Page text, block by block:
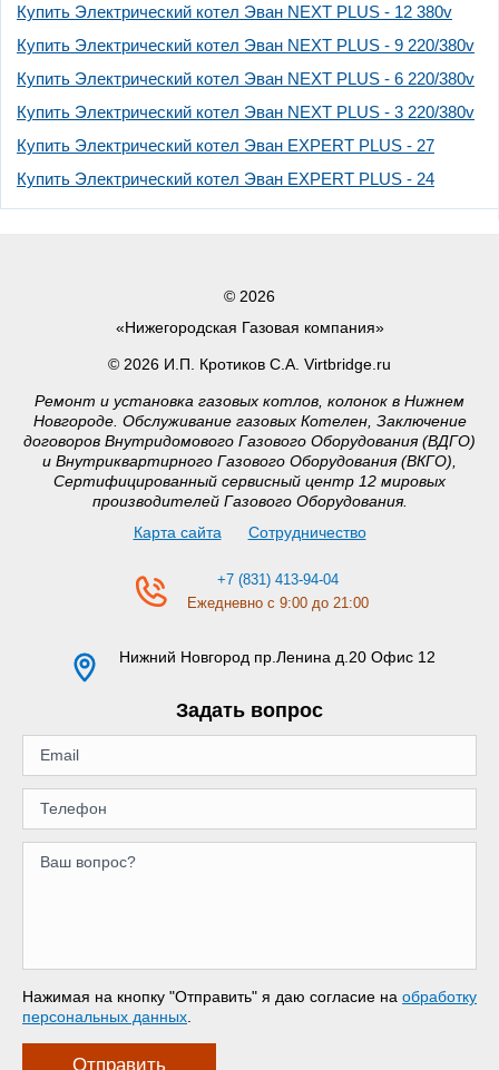
Купить Электрический котел Эван NEXT PLUS - 12 380v
Купить Электрический котел Эван NEXT PLUS - 9 220/380v
Купить Электрический котел Эван NEXT PLUS - 6 220/380v
Купить Электрический котел Эван NEXT PLUS - 3 220/380v
Купить Электрический котел Эван EXPERT PLUS - 27
Купить Электрический котел Эван EXPERT PLUS - 24
© 2026
«Нижегородская Газовая компания»
© 2026 И.П. Кротиков С.А. Virtbridge.ru
Ремонт и установка газовых котлов, колонок в Нижнем
Новгороде. Обслуживание газовых Котелен, Заключение
договоров Внутридомового Газового Оборудования (ВДГО)
и Внутриквартирного Газового Оборудования (ВКГО),
Сертифицированный сервисный центр 12 мировых
производителей Газового Оборудования.
Карта сайта
Сотрудничество
+7 (831) 413-94-04
Ежедневно с 9:00 до 21:00
Нижний Новгород пр.Ленина д.20 Офис 12
Задать вопрос
Нажимая на кнопку "Отправить" я даю согласие на обработку
персональных данных
Отправить